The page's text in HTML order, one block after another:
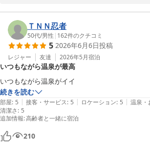
トイレの便座が冷たかったとのことで、大変
した。お客様に安心して快適な時間を提供す
なご指摘をいただき、誠に遺憾でございます。
お客様に一層快適にお過ごしいただけるよう、
の強化を図り、サービス向上に努めてまいる所
また当ホテルをご利用頂けます様、スタッフ一
し上げております。
陳
小松天然温泉ルートイングランティア小松エア
ＴＮＮ忍者
50代/男性 | 162件のクチコミ
5 2026年6月6日投稿
レジャー 友達 2026年5月宿泊
いつもながら温泉が最高
いつもながら温泉がイイ
続きを読む
部屋: 5 | 接客・サービス: 5 | ロケーション: 5 | 温泉・
清潔さ: 5
追加情報:高齢者と一緒に宿泊
210